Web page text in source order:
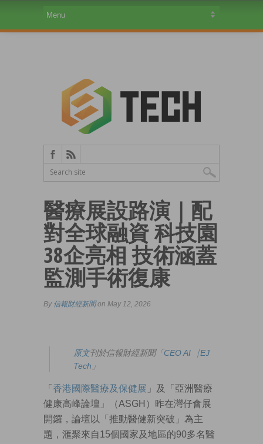
醫療展設路演｜配
對全球融資 科技園
38企亮相 技術涵蓋
監測手術復康
By 信報財經新聞on May 12, 2026
原文刊於信報財經新聞「CEO AI⎹ EJ
Tech 」
「 香港國際醫療及保健展 」及「亞洲醫療
健康高峰論壇」（ASGH）昨在灣仔會展
開鑼，論壇以「推動醫健新突破」為主
題，滙聚來自15個國家及地區的90多名醫